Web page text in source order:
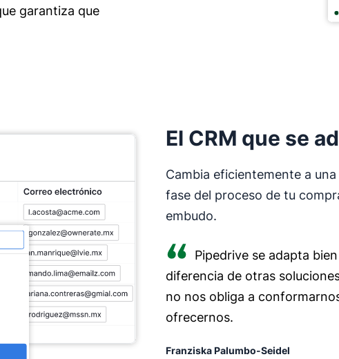
garantiza que
El CRM que se
Cambia eficientemente a
fase del proceso de tu
embudo.
Pipedrive se adapta
diferencia de otras
no nos obliga a
ofrecernos.
Franziska Palumbo-Seidel